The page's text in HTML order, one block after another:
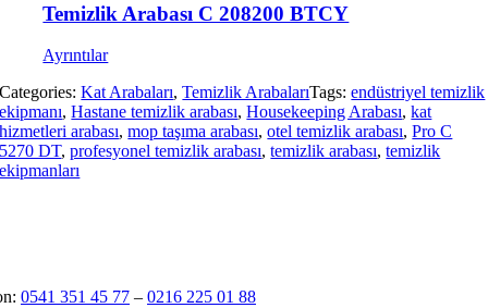
Temizlik Arabası C 208200 BTCY
Ayrıntılar
Categories:Kat Arabaları,Temizlik ArabalarıTags:endüstriyel temizlik
ekipmanı,Hastane temizlik arabası,Housekeeping Arabası,kat
hizmetleri arabası,mop taşıma arabası,otel temizlik arabası,Pro C
5270 DT,profesyonel temizlik arabası,temizlik arabası,temizlik
ekipmanları
0541 351 45 77 – 0216 225 01 88